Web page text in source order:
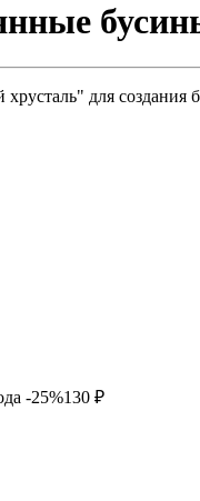
для
-25%130 ₽